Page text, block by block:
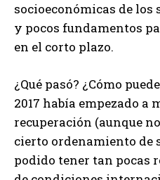
socioeconómicas de los
y pocos fundamentos
en el corto plazo.
¿Qué pasó? ¿Cómo
2017 había empezado
recuperación (aunque
cierto ordenamiento de
podido tener tan pocas